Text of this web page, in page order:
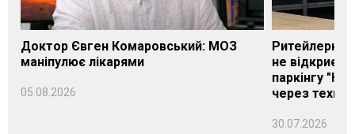
Доктор Євген Комаровський: МОЗ
маніпулює лікарями
05.08.2026
Ритейлерка
не
паркінгу
через
30.07.2026